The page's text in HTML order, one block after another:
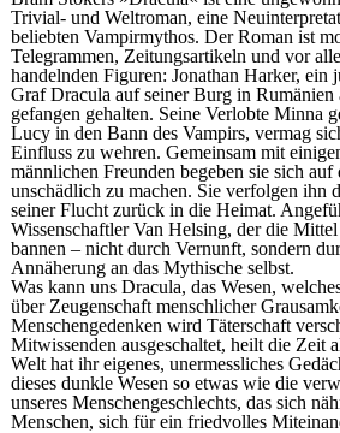
Trivial- und Weltroman, eine
beliebten Vampirmythos. Der Roman ist
Telegrammen, Zeitungsartikeln und vor
handelnden Figuren: Jonathan Harker, ein
Graf Dracula auf seiner Burg in
gefangen gehalten. Seine Verlobte Minna
Lucy in den Bann des Vampirs, vermag
Einfluss zu wehren. Gemeinsam mit
männlichen Freunden begeben sie sich
unschädlich zu machen. Sie verfolgen ihn
seiner Flucht zurück in die Heimat.
Wissenschaftler Van Helsing, der die
bannen – nicht durch Vernunft, sondern
Annäherung an das Mythische selbst.
Was kann uns Dracula, das Wesen,
über Zeugenschaft menschlicher
Menschengedenken wird Täterschaft
Mitwissenden ausgeschaltet, heilt die Zeit
Welt hat ihr eigenes, unermessliches
dieses dunkle Wesen so etwas wie die
unseres Menschengeschlechts, das sich
Menschen, sich für ein friedvolles